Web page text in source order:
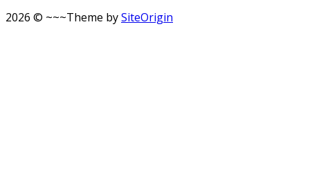
2026 © ~~~Theme bySiteOrigin